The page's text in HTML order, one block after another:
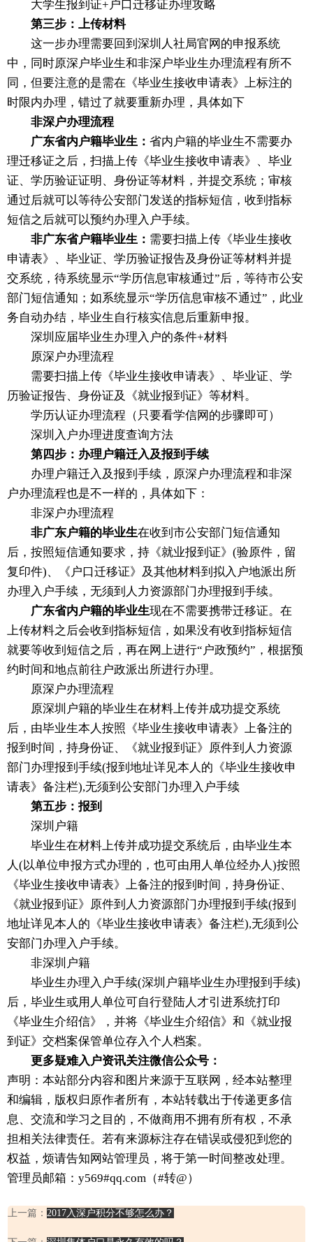
大学生报到证+户口迁移证办理攻略
第三步：上传材料
这一步办理需要回到深圳人社局官网的申报系统
中，同时原深户毕业生和非深户毕业生办理流程有所不
同，但要注意的是需在《毕业生接收申请表》上标注的
时限内办理，错过了就要重新办理，具体如下
非深户办理流程
广东省内户籍毕业生： 省内户籍的毕业生不需要办
理迁移证之后，扫描上传《毕业生接收申请表》、毕业
证、学历验证证明、身份证等材料，并提交系统；审核
通过后就可以等待公安部门发送的指标短信，收到指标
短信之后就可以预约办理入户手续。
非广东省户籍毕业生： 需要扫描上传《毕业生接收
申请表》、毕业证、学历验证报告及身份证等材料并提
交系统，待系统显示“学历信息审核通过”后，等待市公安
部门短信通知；如系统显示“学历信息审核不通过”，此业
务自动办结，毕业生自行核实信息后重新申报。
深圳应届毕业生办理入户的条件+材料
原深户办理流程
需要扫描上传《毕业生接收申请表》、毕业证、学
历验证报告、身份证及《就业报到证》等材料。
学历认证办理流程（只要看学信网的步骤即可）
深圳入户办理进度查询方法
第四步：办理户籍迁入及报到手续
办理户籍迁入及报到手续，原深户办理流程和非深
户办理流程也是不一样的，具体如下：
非深户办理流程
非广东户籍的毕业生在收到市公安部门短信通知
后，按照短信通知要求，持《就业报到证》(验原件，留
复印件)、《户口迁移证》及其他材料到拟入户地派出所
办理入户手续，无须到人力资源部门办理报到手续。
广东省内户籍的毕业生现在不需要携带迁移证。在
上传材料之后会收到指标短信，如果没有收到指标短信
就要等收到短信之后，再在网上进行“户政预约”，根据预
约时间和地点前往户政派出所进行办理。
原深户办理流程
原深圳户籍的毕业生在材料上传并成功提交系统
后，由毕业生本人按照《毕业生接收申请表》上备注的
报到时间，持身份证、《就业报到证》原件到人力资源
部门办理报到手续(报到地址详见本人的《毕业生接收申
请表》备注栏),无须到公安部门办理入户手续
第五步：报到
深圳户籍
毕业生在材料上传并成功提交系统后，由毕业生本
人(以单位申报方式办理的，也可由用人单位经办人)按照
《毕业生接收申请表》上备注的报到时间，持身份证、
《就业报到证》原件到人力资源部门办理报到手续(报到
地址详见本人的《毕业生接收申请表》备注栏),无须到公
安部门办理入户手续。
非深圳户籍
毕业生办理入户手续(深圳户籍毕业生办理报到手续)
后，毕业生或用人单位可自行登陆人才引进系统打印
《毕业生介绍信》，并将《毕业生介绍信》和《就业报
到证》交档案保管单位存入个人档案。
更多疑难入户资讯关注微信公众号：
声明：本站部分内容和图片来源于互联网，经本站整理
和编辑，版权归原作者所有，本站转载出于传递更多信
息、交流和学习之目的，不做商用不拥有所有权，不承
担相关法律责任。若有来源标注存在错误或侵犯到您的
权益，烦请告知网站管理员，将于第一时间整改处理。
管理员邮箱：y569#qq.com（#转@）
上一篇： 2017入深户积分不够怎么办？